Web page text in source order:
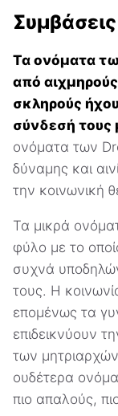
Τα ονόματα
από
σκληρούς
σύνδεσή τους
ονόματα των
δύναμης και
την κοινωνική
Τα μικρά
φύλο με το
συχνά
τους. Η
επομένως τα
επιδεικνύουν
των
ουδέτερα
πιο απαλούς,